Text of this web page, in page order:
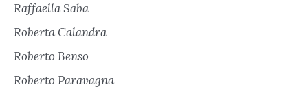
Raffaella Saba
Roberta Calandra
Roberto Benso
Roberto Paravagna